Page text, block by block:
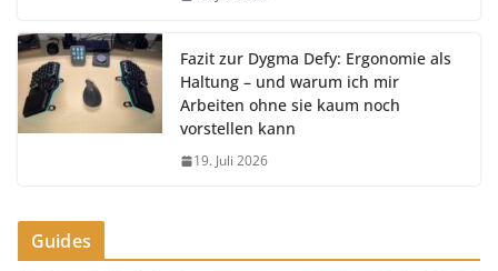
Fazit zur Dygma Defy: Ergonomie als
Haltung – und warum ich mir
Arbeiten ohne sie kaum noch
vorstellen kann
19. Juli 2026
Guides